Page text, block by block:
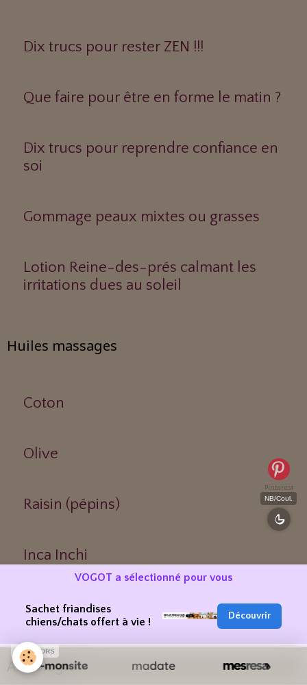
Dix trucs pour rester ZEN !!!
Que faire pour être en forme le matin ?
Dix trucs pour reprendre confiance en
soi
Gommage peaux mixtes ou grasses
Lotion Reine-des-prés calmant les
irritations dues au soleil
Huiles massages
Coton
Olive
Raisin (pépins)
Inca Inchi
Melon du Kalahari
Astrologie
Pinterest
NB/Coul.
VOGOT a sélectionné pour vous
Sachet friandises
chiens/chats offert à vie !
Découvrir
SPONSORS